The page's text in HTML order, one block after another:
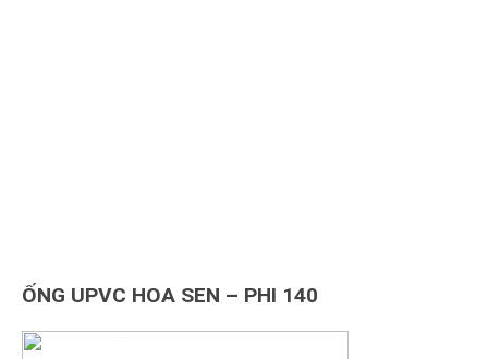
ỐNG UPVC HOA SEN – PHI 140